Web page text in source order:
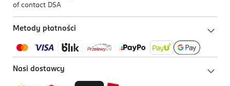
of contact DSA
Metody płatności
Nasi dostawcy